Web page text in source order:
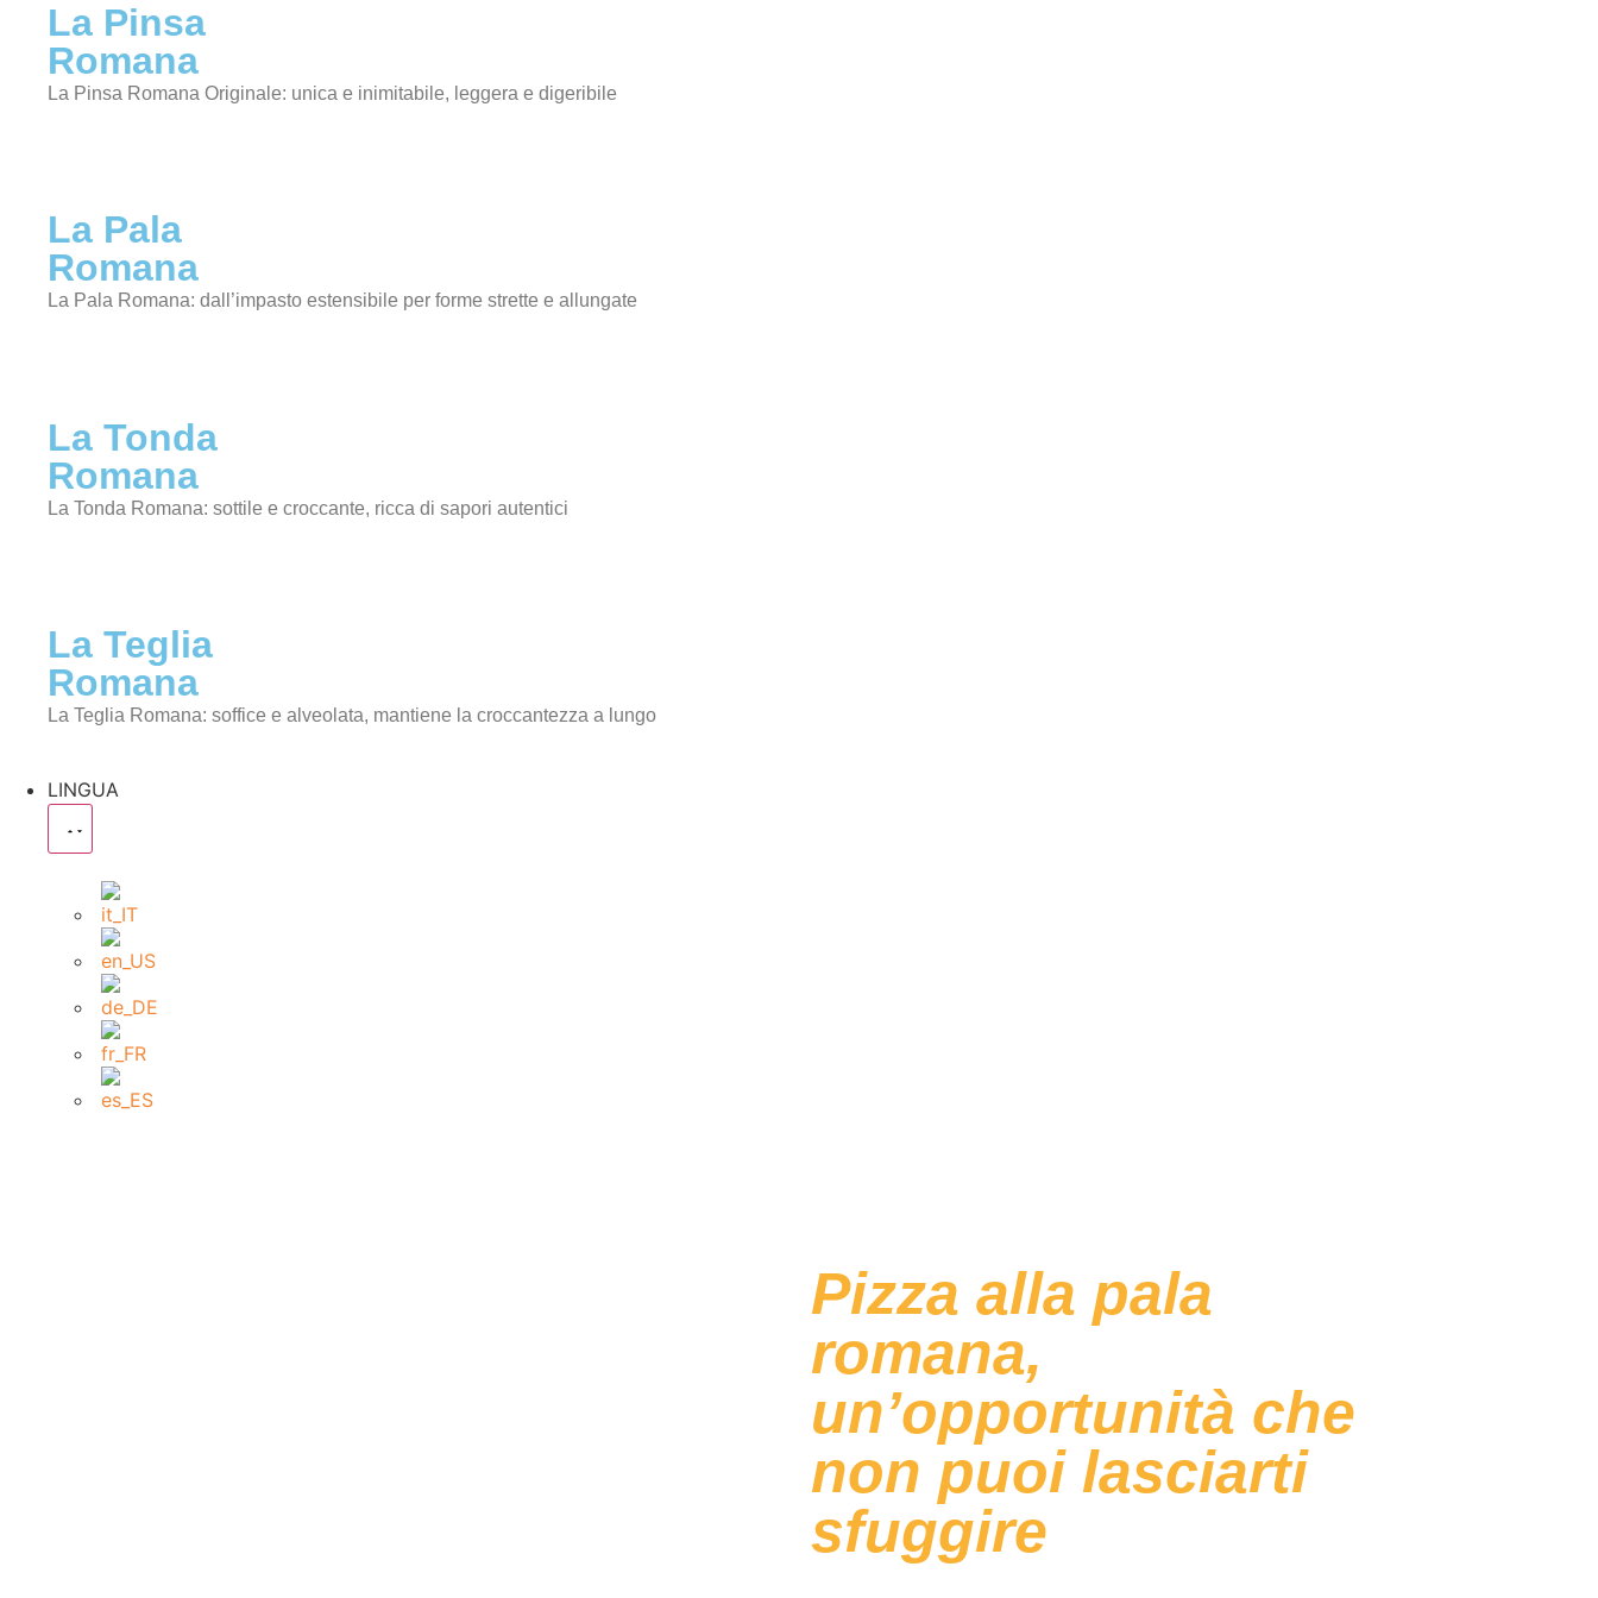
La Pinsa
Romana
La Pinsa Romana Originale: unica e inimitabile, leggera e digeribile
La Pala
Romana
La Pala Romana: dall’impasto estensibile per forme strette e allungate
La Tonda
Romana
La Tonda Romana: sottile e croccante, ricca di sapori autentici
La Teglia
Romana
La Teglia Romana: soffice e alveolata, mantiene la croccantezza a lungo
LINGUA
Pizza alla pala
romana,
un’opportunità che
non puoi lasciarti
sfuggire